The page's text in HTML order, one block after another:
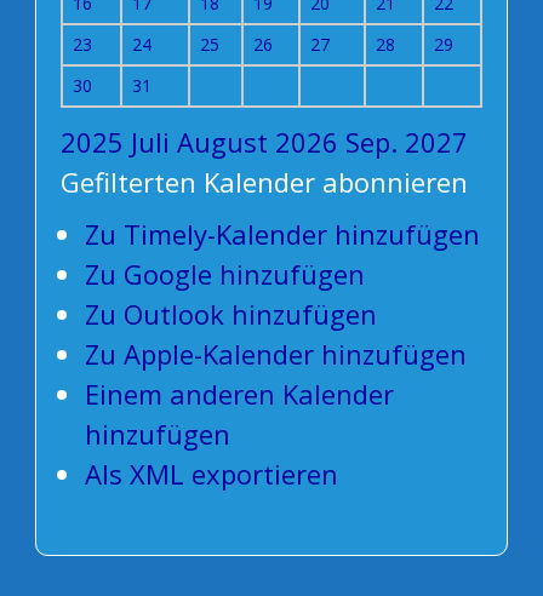
23
24 25 26 27 28
29
30
31
2025 Juli August 2026 Sep. 2027
Gefilterten Kalender abonnieren
Zu Timely-Kalender hinzufügen
Zu Google hinzufügen
Zu Outlook hinzufügen
Zu Apple-Kalender hinzufügen
Einem anderen Kalender
hinzufügen
Als XML exportieren